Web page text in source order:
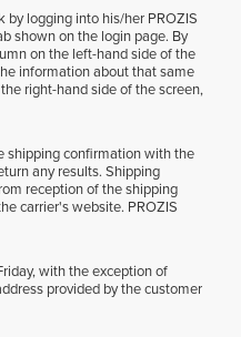
by logging into his/her PROZIS
shown on the login page. By
on the left-hand side of the
information about that same
right-hand side of the screen,
shipping confirmation with the
any results. Shipping
reception of the shipping
carrier's website. PROZIS
with the exception of
provided by the customer